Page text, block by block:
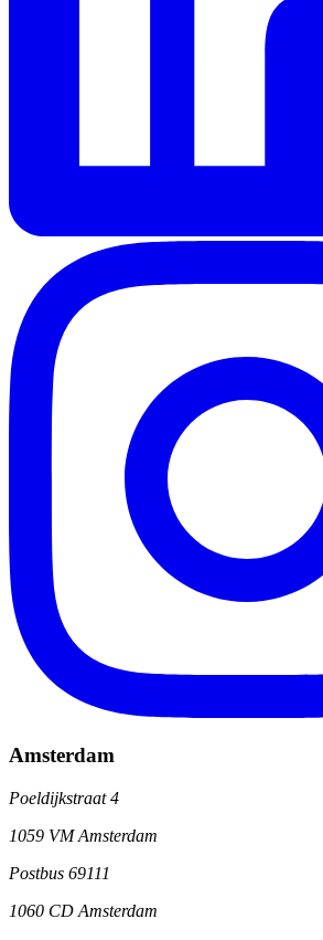
Amsterdam
Poeldijkstraat 4
1059 VM Amsterdam
Postbus 69111
1060 CD Amsterdam